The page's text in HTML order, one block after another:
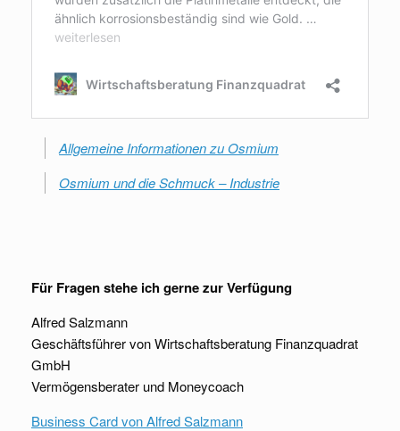
Allgemeine Informationen zu Osmium
Osmium und die Schmuck – Industrie
Für Fragen stehe ich gerne zur Verfügung
Alfred Salzmann
Geschäftsführer von Wirtschaftsberatung Finanzquadrat
GmbH
Vermögensberater und Moneycoach
Business Card von Alfred Salzmann